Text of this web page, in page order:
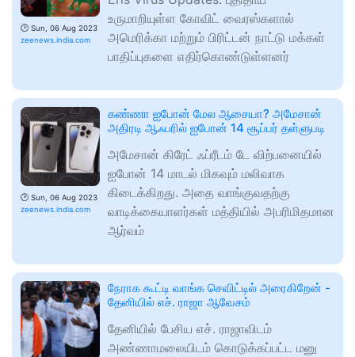
🕑 Sun, 06 Aug 2023
zeenews.india.com
உருமாறியுள்ள கோவிட் வைரஸ்களால்
அமெரிக்கா மற்றும் பிரிட்டன் நாட்டு மக்கள்
பாதிப்புகளை எதிர்கொண்டுள்ளனர்
🕑 Sun, 06 Aug 2023
zeenews.india.com
கண்ணா ஐபோன் மேல ஆசையா? அமேசான்
அதிரடி ஆஃபரில் ஐபோன் 14 சூப்பர் தள்ளுபடி
அமேசான் கிரேட் ஃப்ரீடம் டே விற்பனையில்
ஐபோன் 14 மாடல் மிகவும் மலிவாக
கிடைக்கிறது. அதை வாங்குவதற்கு
வாடிக்கையாளர்கள் மத்தியில் அபரிமிதமான
ஆர்வம்
நேராக கூட்டி வாங்க செவிட்டில் அரைகிறேன் -
தேனியில் எச். ராஜா ஆவேசம்
தேனியில் பேசிய எச். ராஜாவிடம்
அண்ணாமலையிடம் கொடுக்கப்பட்ட மனு